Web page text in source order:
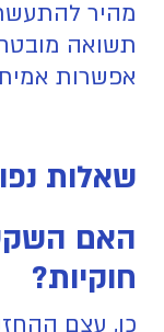
מהיר
תשואה
אפשרות
שאלות
האם
חוקיות?
כן, עצם